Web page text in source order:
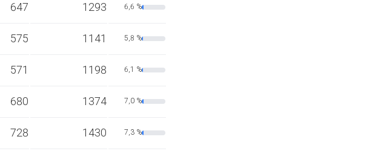
647 1293 6,6 %
575 1141 5,8 %
571 1198 6,1 %
680 1374 7,0 %
728 1430 7,3 %